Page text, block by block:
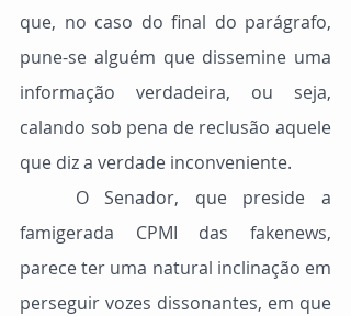
que, no caso do final do parágrafo,
pune-se alguém que dissemine uma
informação verdadeira, ou seja,
calando sob pena de reclusão aquele
que diz a verdade inconveniente.
famigerada CPMI das fakenews,
parece ter uma natural inclinação em
perseguir vozes dissonantes, em que